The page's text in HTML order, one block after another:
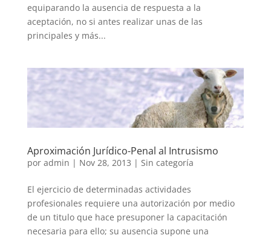
equiparando la ausencia de respuesta a la
aceptación, no si antes realizar unas de las
principales y más...
Aproximación Jurídico-Penal al Intrusismo
por admin | Nov 28, 2013 | Sin categoría
El ejercicio de determinadas actividades
profesionales requiere una autorización por medio
de un titulo que hace presuponer la capacitación
necesaria para ello; su ausencia supone una